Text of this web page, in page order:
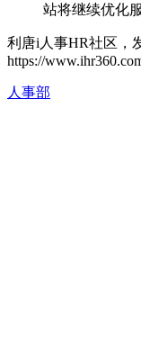
站将继续优化
利唐i人事HR社区，
https://
人事部